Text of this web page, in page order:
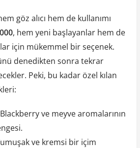
göz alıcı hem de kullanımı
, hem yeni başlayanlar hem de
için mükemmel bir seçenek.
denedikten sonra tekrar
Peki, bu kadar özel kılan
ve meyve aromalarının
ve kremsi bir içim